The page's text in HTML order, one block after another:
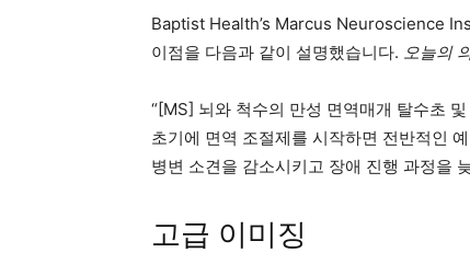
Baptist Health’s Marcus Neuroscience
이점을 다음과 같이 설명했습니다. 오늘의
“[MS] 뇌와 척수의 만성 면역매개 탈수초
초기에 면역 조절제를 시작하면 전반적인
병변 소견을 감소시키고 장애 진행 과정을
고급 이미징